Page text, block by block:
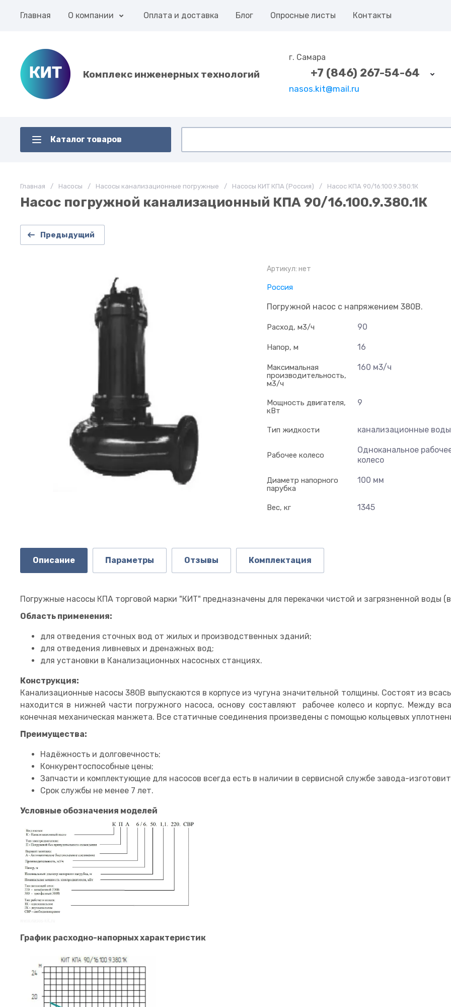
Главная О компании Оплата и доставка Блог Опросные листы Контакты
Комплекс инженерных технологий
г. Самара
+7 (846) 267-54-64
nasos.kit@mail.ru
Каталог товаров
Главная / Насосы / Насосы канализационные погружные / Насосы КИТ КПА (Россия) / Насос КПА 90/16.100.9.380.1К
Насос погружной канализационный КПА 90/16.100.9.380.1К
Предыдущий
Артикул: нет
Россия
Погружной насос с напряжением 380В.
Расход, м3/ч 90
Напор, м 16
Максимальная
производительность,
м3/ч
160 м3/ч
Мощность двигателя,
кВт
9
Тип жидкости канализационные воды
Рабочее колесо
Одноканальное
колесо
Диаметр напорного
парубка
100 мм
Вес, кг 1345
Описание Параметры Отзывы Комплектация
Погружные насосы КПА торговой марки "КИТ" предназначены для перекачки чистой и загрязненной воды
Область применения:
для отведения сточных вод от жилых и производственных зданий;
для отведения ливневых и дренажных вод;
для установки в Канализационных насосных станциях.
Конструкция:
Канализационные насосы 380В выпускаются в корпусе из чугуна значительной толщины. Состоят из
находится в нижней части погружного насоса, основу составляют рабочее колесо и корпус. Между
конечная механическая манжета. Все статичные соединения произведены с помощью кольцевых
Преимущества:
Надёжность и долговечность;
Конкурентоспособные цены;
Запчасти и комплектующие для насосов всегда есть в наличии в сервисной службе завода-
Срок службы не менее 7 лет.
Условные обозначения моделей
График расходно-напорных характеристик